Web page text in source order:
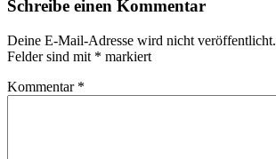
Schreibe einen Kommentar
Deine E-Mail-Adresse wird nicht veröffentlicht.
Felder sind mit * markiert
Kommentar *